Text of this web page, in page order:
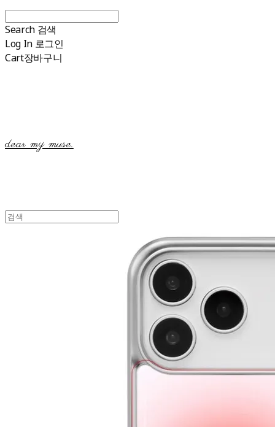
Search 검색
Log In 로그인
Cart장바구니
dear my muse.